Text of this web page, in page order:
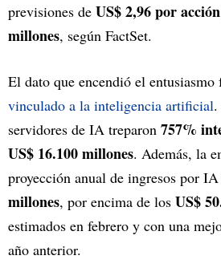
previsiones de US$ 2,96 por acción
millones, según FactSet.
El dato que encendió el entusiasmo
vinculado a la inteligencia artificial
servidores de IA treparon 757%
US$ 16.100 millones. Además, la
proyección anual de ingresos por
millones, por encima de los US$
estimados en febrero y con una
año anterior.